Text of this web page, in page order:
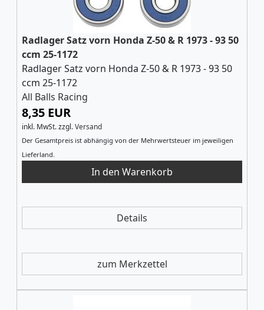
Radlager Satz vorn Honda Z-50 & R 1973 - 93 50
ccm 25-1172
Radlager Satz vorn Honda Z-50 & R 1973 - 93 50
ccm 25-1172
All Balls Racing
8,35 EUR
inkl. MwSt.zzgl.Versand
Der Gesamtpreis ist abhängig von der Mehrwertsteuer im jeweiligen
Lieferland.
Details
zum Merkzettel